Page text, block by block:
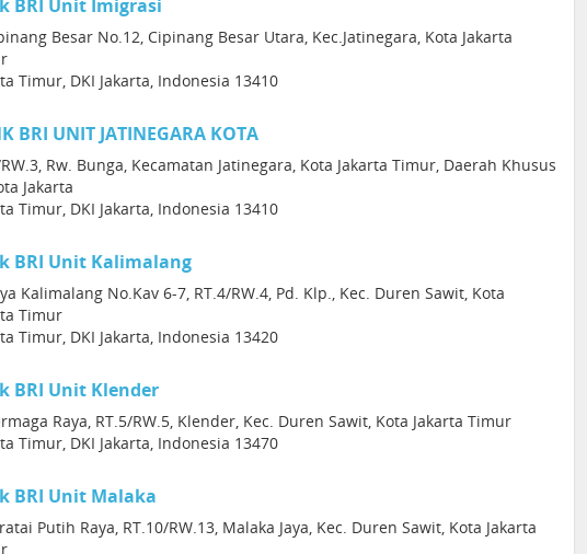
BRI Unit Imigrasi
Besar No.12, Cipinang Besar Utara, Kec.Jatinegara, Kota Jakarta
Timur, DKI Jakarta, Indonesia 13410
BRI UNIT JATINEGARA KOTA
Rw. Bunga, Kecamatan Jatinegara, Kota Jakarta Timur, Daerah Khusus
Jakarta
Timur, DKI Jakarta, Indonesia 13410
BRI Unit Kalimalang
Kalimalang No.Kav 6-7, RT.4/RW.4, Pd. Klp., Kec. Duren Sawit, Kota
Timur
Timur, DKI Jakarta, Indonesia 13420
BRI Unit Klender
Raya, RT.5/RW.5, Klender, Kec. Duren Sawit, Kota Jakarta Timur
Timur, DKI Jakarta, Indonesia 13470
BRI Unit Malaka
Putih Raya, RT.10/RW.13, Malaka Jaya, Kec. Duren Sawit, Kota Jakarta